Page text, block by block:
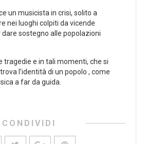
un musicista in crisi, solito a
nei luoghi colpiti da vicende
sostegno alle popolazioni
tragedie e in tali momenti, che si
l’identità di un popolo , come
a far da guida.
CONDIVIDI